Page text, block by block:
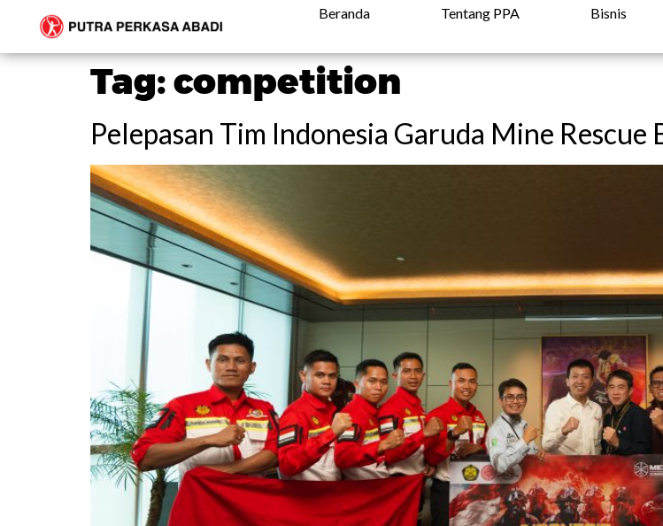
Beranda Tentang PPA Bisnis
Tag:competition
Pelepasan Tim Indonesia Garuda Mine